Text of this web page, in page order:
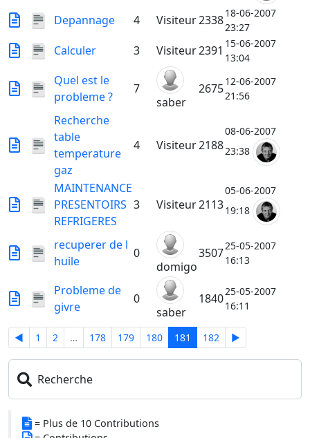
Depannage 4 Visiteur233818-06-2007
23:27
Calculer 3 Visiteur2391 15-06-2007
13:04
Quel est le
probleme ?
7
saber
267512-06-2007
21:56
Recherche
table
temperature
gaz
4 Visiteur2188
08-06-2007
23:38
MAINTENANCE
PRESENTOIRS
REFRIGERES
3 Visiteur2113
05-06-2007
19:18
recuperer de l
huile
0
domigo
350725-05-2007
16:13
Probleme de
givre
0
saber
184025-05-2007
16:11
◄ 1 2 … 178 179 180 181 182 ►
Recherche
= Plus de 10 Contributions